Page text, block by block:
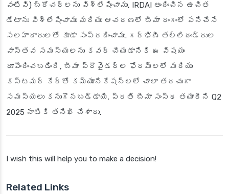
వంటివి) బ్రోచర్‌లను విశ్లేషించాము, IRDAI అందించిన ఉచిత
డేటాను విశ్లేషించాము మరియు ఆచరణలో బీమా రంగంలో పనిచేసే
సలహాదారులతో కూడా సంప్రదించాము. గర్భిణీ తల్లిదండ్రుల
వాస్తవ సమస్యలను కవర్ చేయడానికి ఈ విషయం
రూపొందించబడింది, బీమా ప్రొవైడర్ల ఫోరమ్‌లలో మరియు
కస్టమర్ కేర్‌తో కమ్యూనికేషన్‌లలో చాలా తరచుగా
సమస్యలు కనుగొనబడ్డాయి. ప్రతి బీమా సంస్థ తయారీని Q2
2025 నాటికి తనిఖీ చేశారు.
I wish this will help you to make a decision!
Related Links